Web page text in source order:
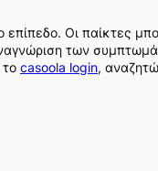
Οι παίκτες
των
casoola login,